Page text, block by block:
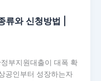
류와 신청방법 |
부지원대출이 대폭 확
공인부터 성장하는자